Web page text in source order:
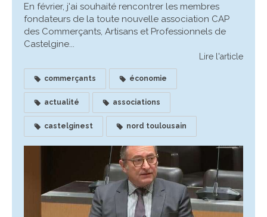
En février, j'ai souhaité rencontrer les membres
fondateurs de la toute nouvelle association CAP
des Commerçants, Artisans et Professionnels de
Castelgine...
Lire l'article
commerçants économie
actualité associations
castelginest nord toulousain